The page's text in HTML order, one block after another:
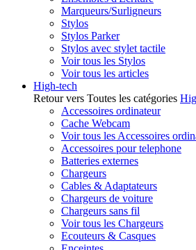
Marqueurs/Surligneurs
Stylos
Stylos Parker
Stylos avec stylet tactile
Voir tous les Stylos
Voir tous les articles
High-tech
Retour vers Toutes les catégories
Accessoires ordinateur
Cache Webcam
Voir tous les Accessoires
Accessoires pour telephone
Batteries externes
Chargeurs
Cables & Adaptateurs
Chargeurs de voiture
Chargeurs sans fil
Voir tous les Chargeurs
Ecouteurs & Casques